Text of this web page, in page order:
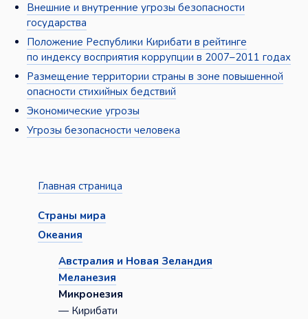
Внешние и внутренние угрозы безопасности
государства
Положение Республики Кирибати в рейтинге
по индексу восприятия коррупции в 2007–2011 годах
Размещение территории страны в зоне повышенной
опасности стихийных бедствий
Экономические угрозы
Угрозы безопасности человека
Главная страница
Страны мира
Океания
Австралия и Новая Зеландия
Меланезия
Микронезия
— Кирибати